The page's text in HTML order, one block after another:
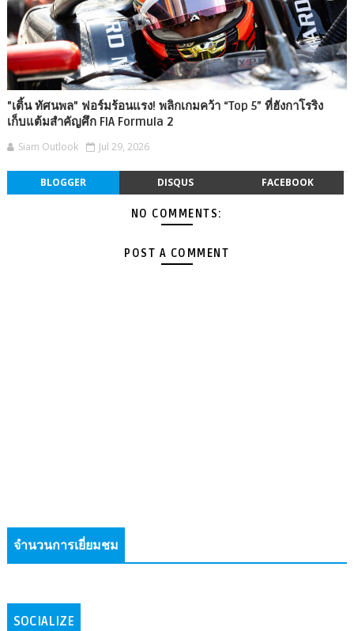
"เติ้น ทัศนพล" ฟอร์มร้อนแรง! พลิกเกมคว้า “Top 5” ที่ฮังกาโรริง
เก็บแต้มสำคัญศึก FIA Formula 2
Siam Outlook Jul 29, 2026
BLOGGER DISQUS FACEBOOK
NO COMMENTS:
POST A COMMENT
จำนวนการเยี่ยมชม
SOCIALIZE